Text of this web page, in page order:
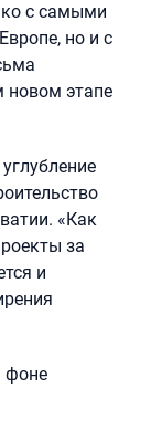
с самыми
но и с
новом этапе
«Как
за
и
фоне